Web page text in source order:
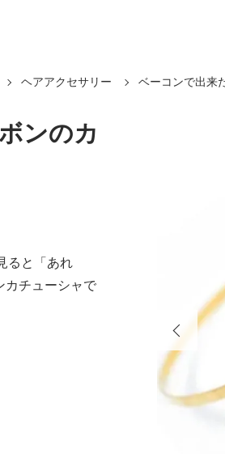
ヘアアクセサリー ベーコンで出来
ンのカ
ると「あれ
カチューシャで